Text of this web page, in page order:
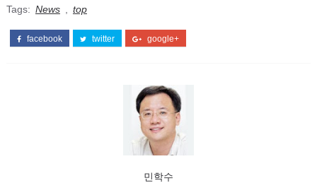
Tags: News top
facebook twitter google+
민학수